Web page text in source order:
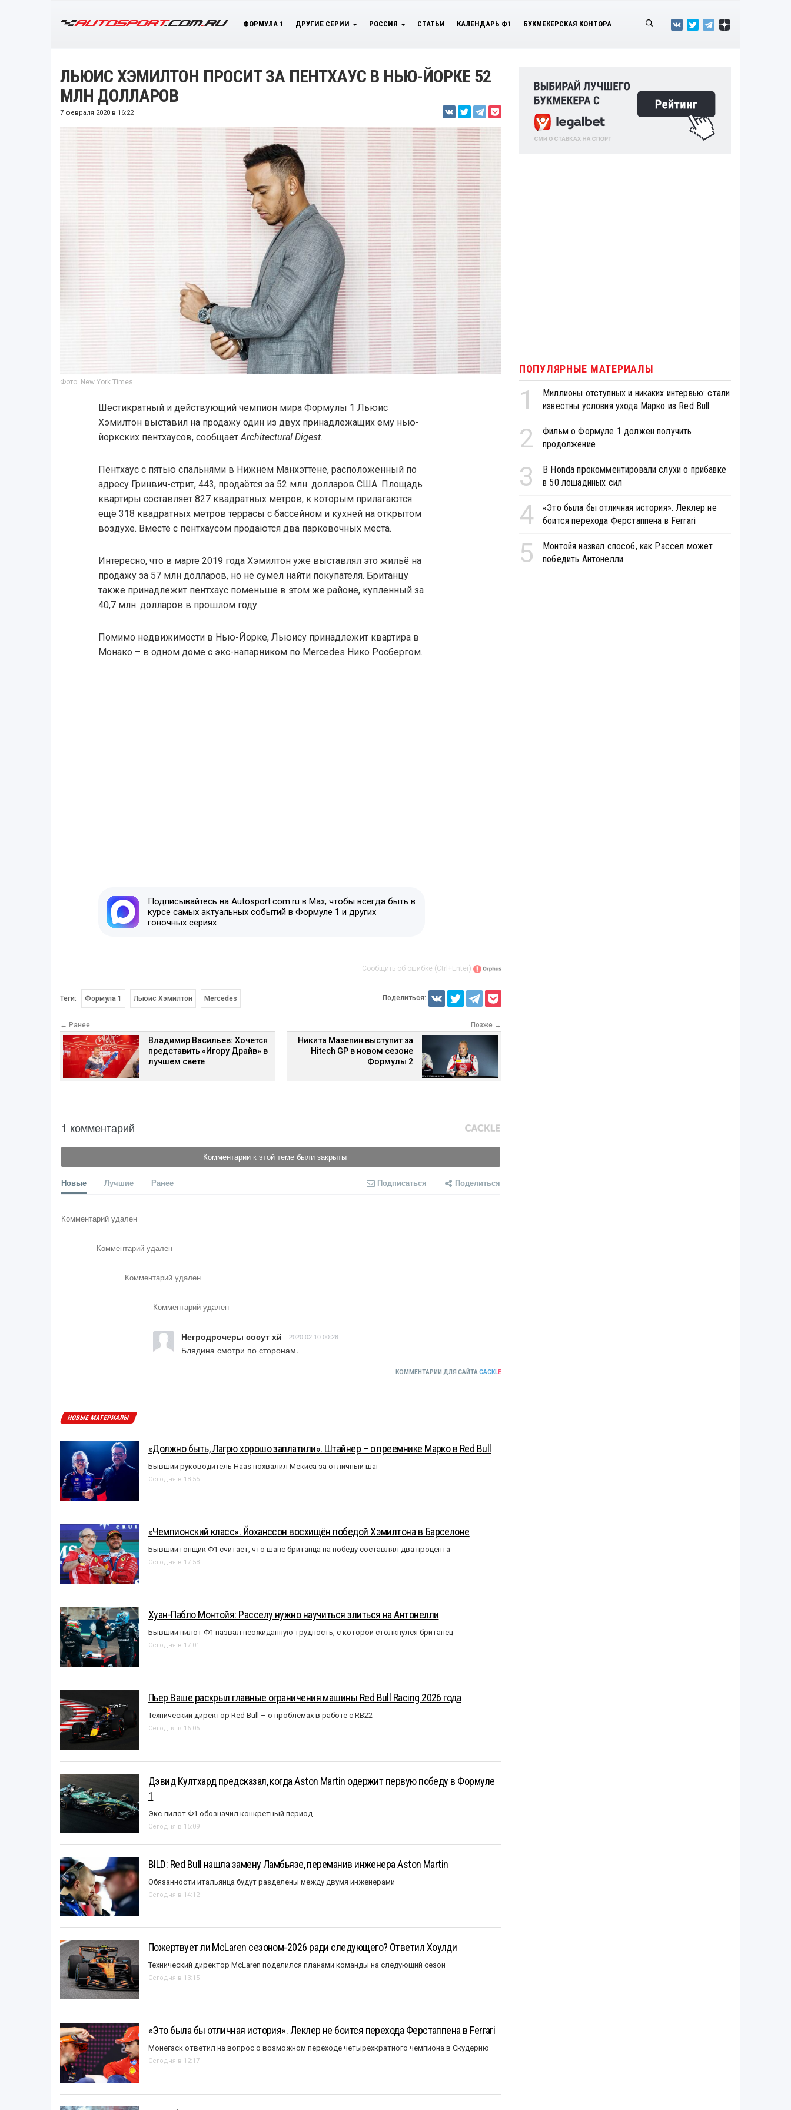
ФОРМУЛА 1 ДРУГИЕ СЕРИИ РОССИЯ СТАТЬИ КАЛЕНДАРЬ Ф1 БУКМЕКЕРСКАЯ КОНТОРА
ЛЬЮИС ХЭМИЛТОН ПРОСИТ ЗА ПЕНТХАУС В НЬЮ-ЙОРКЕ 52
МЛН ДОЛЛАРОВ
7 февраля 2020 в 16:22
Фото: New York Times
Шестикратный и действующий чемпион мира Формулы 1 Льюис
Хэмилтон выставил на продажу один из двух принадлежащих ему нью-
йоркских пентхаусов, сообщаетArchitectural Digest.
Пентхаус с пятью спальнями в Нижнем Манхэттене, расположенный по
адресу Гринвич-стрит, 443, продаётся за 52 млн. долларов США. Площадь
квартиры составляет 827 квадратных метров, к которым прилагаются
ещё 318 квадратных метров террасы с бассейном и кухней на открытом
воздухе. Вместе с пентхаусом продаются два парковочных места.
Интересно, что в марте 2019 года Хэмилтон уже выставлял это жильё на
продажу за 57 млн долларов, но не сумел найти покупателя. Британцу
также принадлежит пентхаус поменьше в этом же районе, купленный за
40,7 млн. долларов в прошлом году.
Помимо недвижимости в Нью-Йорке, Льюису принадлежит квартира в
Монако – в одном доме с экс-напарником по Mercedes Нико Росбергом.
Подписывайтесь на Autosport.com.ru в Max, чтобы всегда быть в
курсе самых актуальных событий в Формуле 1 и других
гоночных сериях
Сообщить об ошибке (Ctrl+Enter)
Теги: Формула 1 Льюис Хэмилтон Mercedes Поделиться:
← Ранее
Владимир Васильев: Хочется
представить «Игору Драйв» в
лучшем свете
Позже →
Никита Мазепин выступит за
Hitech GP в новом сезоне
Формулы 2
1 комментарий
Комментарии к этой теме были закрыты
Новые Лучшие Ранее Подписаться Поделиться
Комментарий удален
Комментарий удален
Комментарий удален
Комментарий удален
Негродрочеры сосут хй 2020.02.10 00:26
Блядина смотри по сторонам.
КОММЕНТАРИИ ДЛЯ САЙТА CACKLE
НОВЫЕ МАТЕРИАЛЫ
«Должно быть, Лагрю хорошо заплатили». Штайнер – о преемнике Марко в Red Bull
Бывший руководитель Haas похвалил Мекиса за отличный шаг
Сегодня в 18:55
«Чемпионский класс». Йоханссон восхищён победой Хэмилтона в Барселоне
Бывший гонщик Ф1 считает, что шанс британца на победу составлял два процента
Сегодня в 17:58
Хуан-Пабло Монтойя: Расселу нужно научиться злиться на Антонелли
Бывший пилот Ф1 назвал неожиданную трудность, с которой столкнулся британец
Сегодня в 17:01
Пьер Ваше раскрыл главные ограничения машины Red Bull Racing 2026 года
Технический директор Red Bull – о проблемах в работе с RB22
Сегодня в 16:05
Дэвид Култхард предсказал, когда Aston Martin одержит первую победу в Формуле
1
Экс-пилот Ф1 обозначил конкретный период
Сегодня в 15:09
BILD: Red Bull нашла замену Ламбьязе, переманив инженера Aston Martin
Обязанности итальянца будут разделены между двумя инженерами
Сегодня в 14:12
Пожертвует ли McLaren сезоном-2026 ради следующего? Ответил Хоулди
Технический директор McLaren поделился планами команды на следующий сезон
Сегодня в 13:15
«Это была бы отличная история». Леклер не боится перехода Ферстаппена в Ferrari
Монегаск ответил на вопрос о возможном переходе четырехкратного чемпиона в Скудерию
Сегодня в 12:17
ПОПУЛЯРНЫЕ МАТЕРИАЛЫ
1
Миллионы отступных и никаких интервью: стали
известны условия ухода Марко из Red Bull
2
Фильм о Формуле 1 должен получить
продолжение
3
В Honda прокомментировали слухи о прибавке
в 50 лошадиных сил
4
«Это была бы отличная история». Леклер не
боится перехода Ферстаппена в Ferrari
5
Монтойя назвал способ, как Рассел может
победить Антонелли